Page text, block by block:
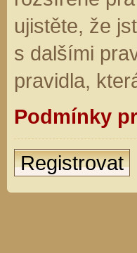
ujistěte, že
s dalšími
pravidla,
Podmínky
Registrovat